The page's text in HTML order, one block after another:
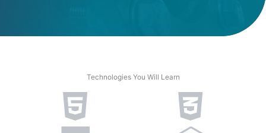
Technologies You Will Learn